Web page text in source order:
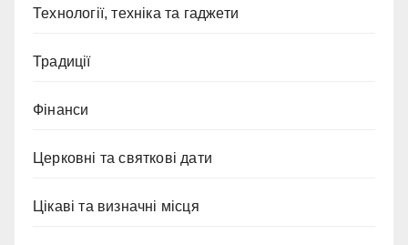
Технології, техніка та гаджети
Традиції
Фінанси
Церковні та святкові дати
Цікаві та визначні місця